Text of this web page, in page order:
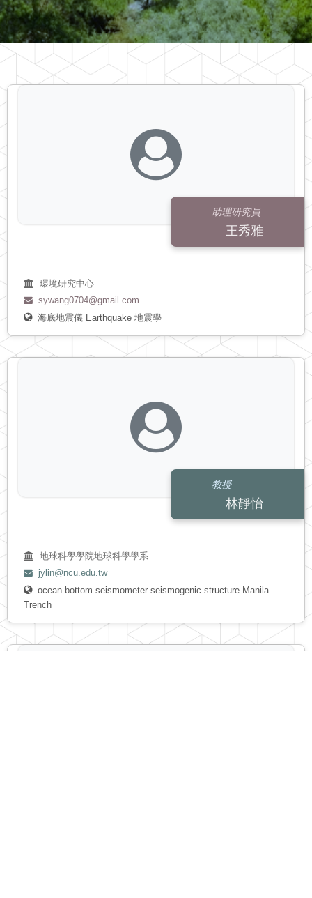
助理研究員
王秀雅
環境研究中心
sywang0704@gmail.com
海底地震儀 Earthquake 地震學
教授
林靜怡
地球科學學院地球科學學系
jylin@ncu.edu.tw
ocean bottom seismometer seismogenic structure Manila
Trench